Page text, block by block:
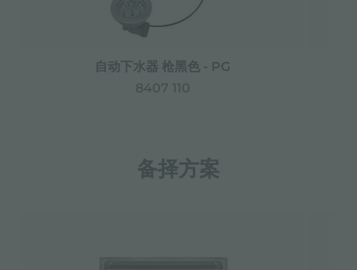
自动下水器 枪黑色 - PG
8407 110
备择方案